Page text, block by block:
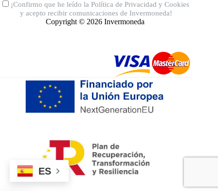
¡Confirmo que he leído laPolítica de Privacidad yCookies
y acepto recibir comunicaciones de Invermoneda!
Copyright © 2026 Invermoneda
ES